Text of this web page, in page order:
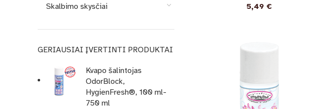
Skalbimo skysčiai
GERIAUSIAI ĮVERTINTI PRODUKTAI
Kvapo šalintojas
OdorBlock,
HygienFresh®, 100 ml-
750 ml
5,49 €